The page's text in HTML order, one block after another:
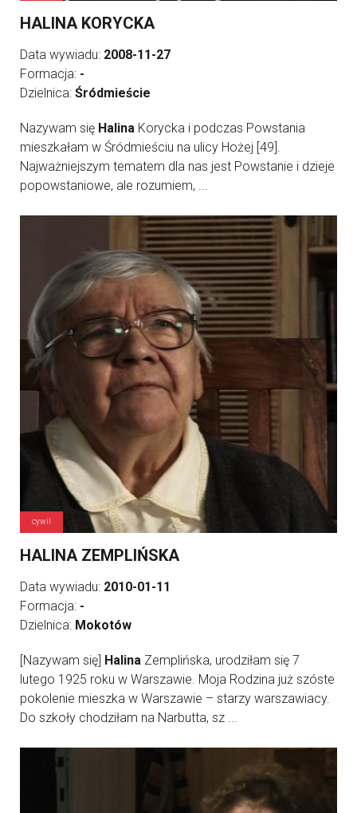
HALINA KORYCKA
Data wywiadu: 2008-11-27
Formacja: -
Dzielnica: Śródmieście
Nazywam się Halina Korycka i podczas Powstania
mieszkałam w Śródmieściu na ulicy Hożej [49].
Najważniejszym tematem dla nas jest Powstanie i dzieje
popowstaniowe, ale rozumiem, ...
cywil
HALINA ZEMPLIŃSKA
Data wywiadu: 2010-01-11
Formacja: -
Dzielnica: Mokotów
[Nazywam się] Halina Zemplińska, urodziłam się 7
lutego 1925 roku w Warszawie. Moja Rodzina już szóste
pokolenie mieszka w Warszawie – starzy warszawiacy.
Do szkoły chodziłam na Narbutta, sz ...